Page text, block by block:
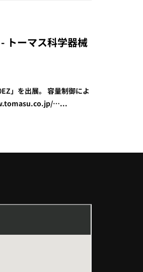
トーマス科学器械
」を出展。 容量制御によ
…...